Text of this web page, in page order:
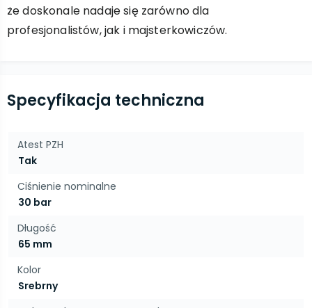
że doskonale nadaje się zarówno dla
profesjonalistów, jak i majsterkowiczów.
Specyfikacja techniczna
Atest PZH
Tak
Ciśnienie nominalne
30 bar
Długość
65 mm
Kolor
Srebrny